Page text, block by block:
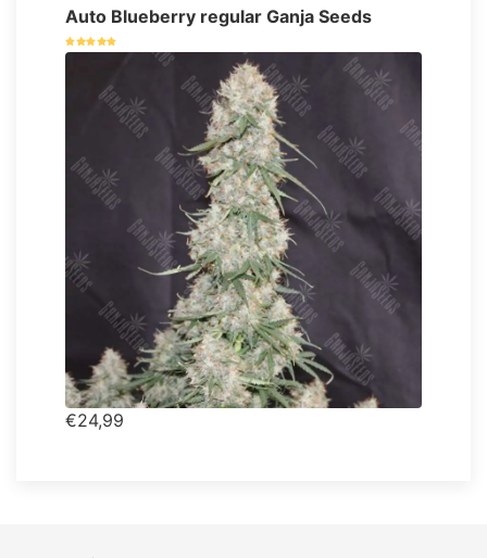
Auto Blueberry regular Ganja Seeds
€24,99